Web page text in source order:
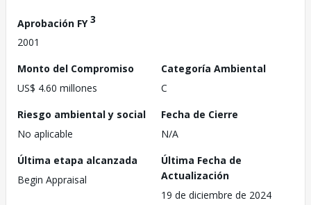
Aprobación FY3
2001
Monto del Compromiso
US$ 4.60 millones
Categoría Ambiental
C
Riesgo ambiental y social
No aplicable
Fecha de Cierre
N/A
Última etapa alcanzada
Begin Appraisal
Última Fecha de
Actualización
19 de diciembre de 2024